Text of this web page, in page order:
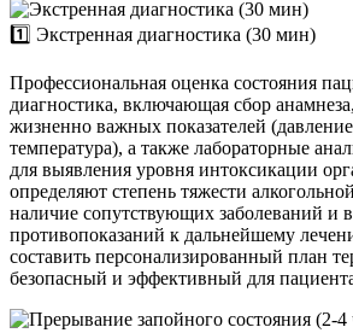
1️⃣ Экстренная диагностика (30 мин)
Профессиональная оценка состояния
диагностика, включающая сбор
жизненно важных показателей
температура), а также лабораторные
для выявления уровня интоксикации
определяют степень тяжести
наличие сопутствующих заболеваний и
противопоказаний к дальнейшему
составить персонализированный план
безопасный и эффективный для